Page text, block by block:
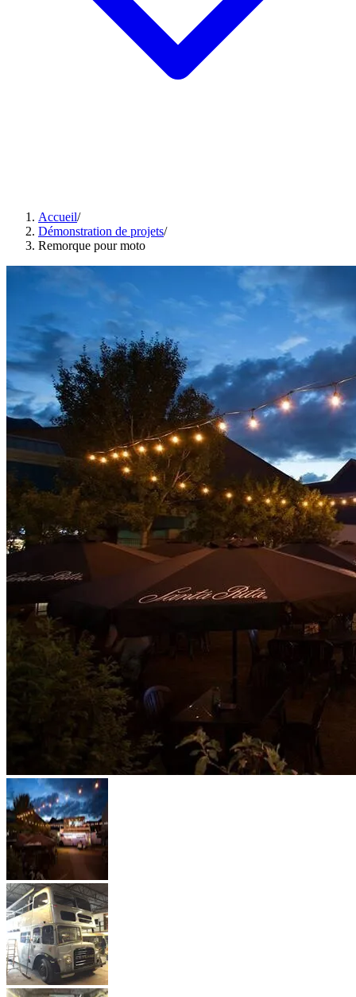
Accueil/
Démonstration de projets/
Remorque pour moto